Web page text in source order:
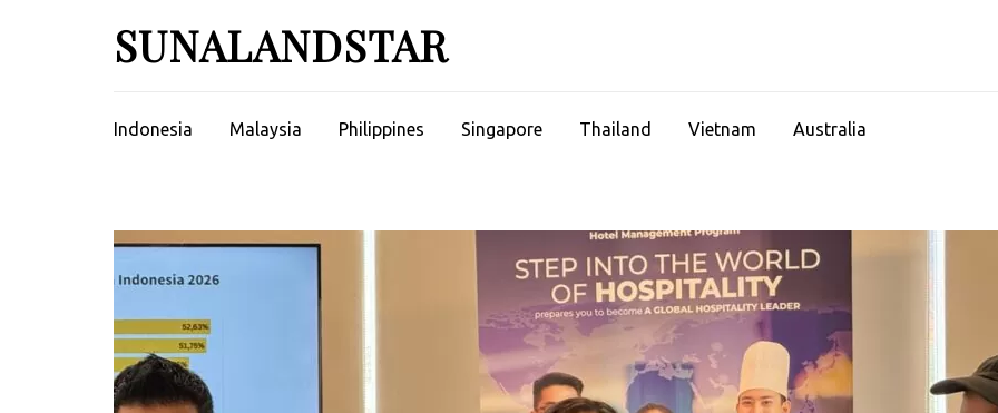
SUNALANDSTAR
Indonesia Malaysia Philippines Singapore Thailand Vietnam Australia